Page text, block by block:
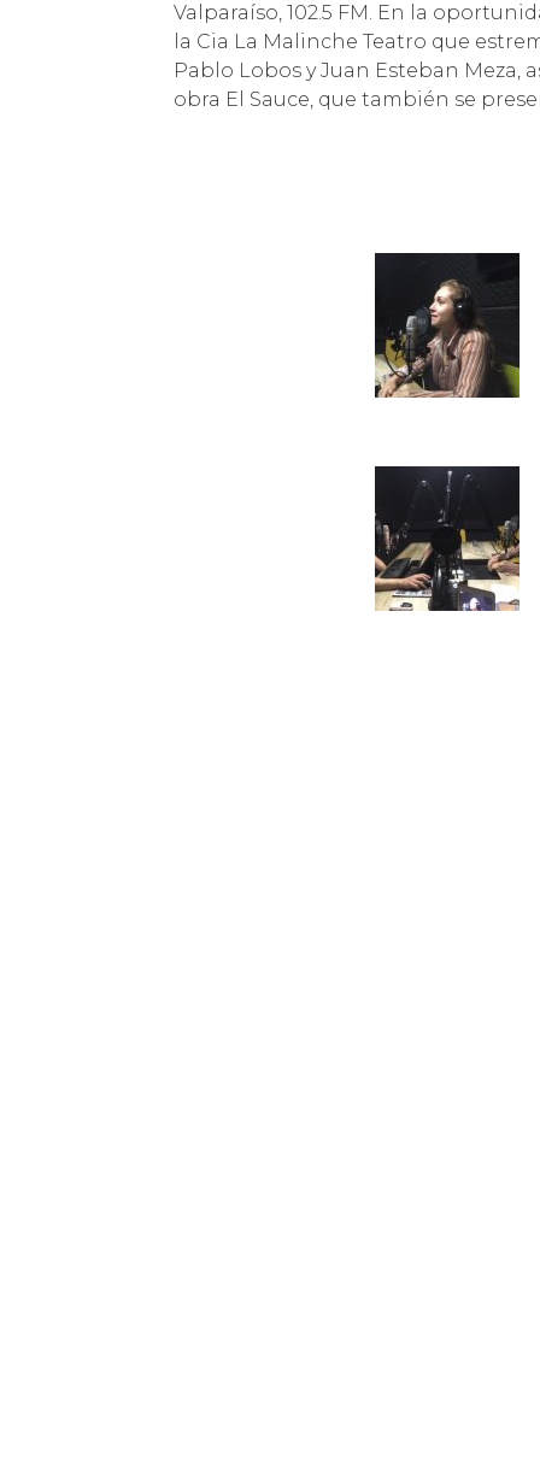
Valparaíso, 102.5 FM. En la
la Cia La Malinche Teatro que
Pablo Lobos y Juan Esteban Meza,
obra El Sauce, que también se